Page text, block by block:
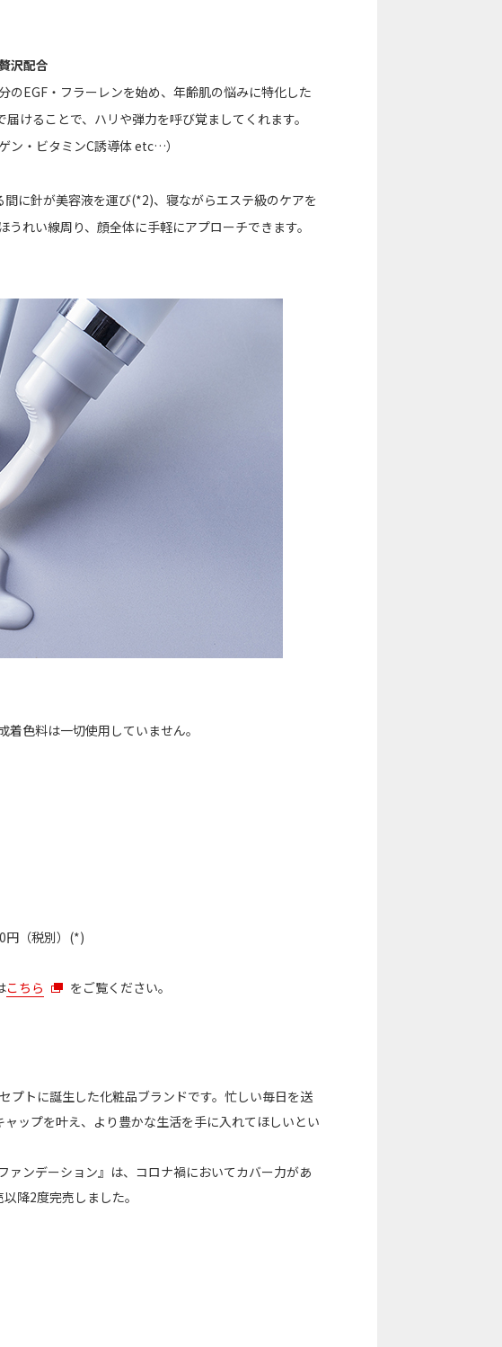
沢配合
EGF・フラーレンを始め、年齢肌の悩みに特化した
けることで、ハリや弾力を呼び覚ましてくれます。
ン・ビタミンC誘導体 etc…）
に針が美容液を運び(*2)、寝ながらエステ級のケアを
れい線周り、顔全体に手軽にアプローチできます。
色料は一切使用していません。
円（税別）(*)
こちら をご覧ください。
プトに誕生した化粧品ブランドです。忙しい毎日を送
ップを叶え、より豊かな生活を手に入れてほしいとい
ンデーション』は、コロナ禍においてカバー力があ
降2度完売しました。